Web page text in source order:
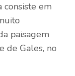
consiste em
paisagem
de Gales, no